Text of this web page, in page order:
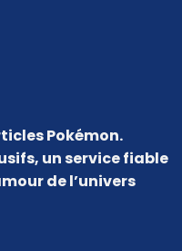
Pokémon.
un service fiable
de l’univers